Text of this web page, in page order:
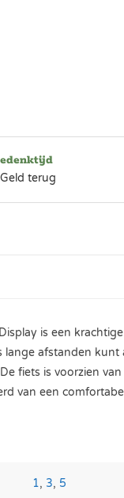
terug
is een
afstanden
fiets is voorzien
van een
1, 3, 5